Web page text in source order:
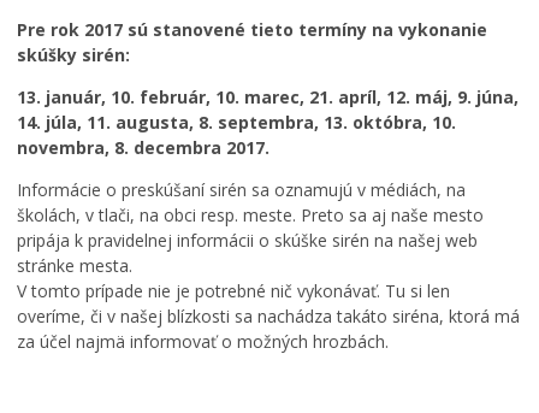
Pre rok 2017 sú stanovené tieto termíny na vykonanie
skúšky sirén:
13. január, 10. február, 10. marec, 21. apríl, 12. máj, 9. júna,
14. júla, 11. augusta, 8. septembra, 13. októbra, 10.
novembra, 8. decembra 2017.
Informácie o preskúšaní sirén sa oznamujú v médiách, na
školách, v tlači, na obci resp. meste. Preto sa aj naše mesto
pripája k pravidelnej informácii o skúške sirén na našej web
stránke mesta.
V tomto prípade nie je potrebné nič vykonávať. Tu si len
overíme, či v našej blízkosti sa nachádza takáto siréna, ktorá má
za účel najmä informovať o možných hrozbách.
P
o
z
v
á
n
k
e
r
i
P
a
h
e
u
ž
r
a